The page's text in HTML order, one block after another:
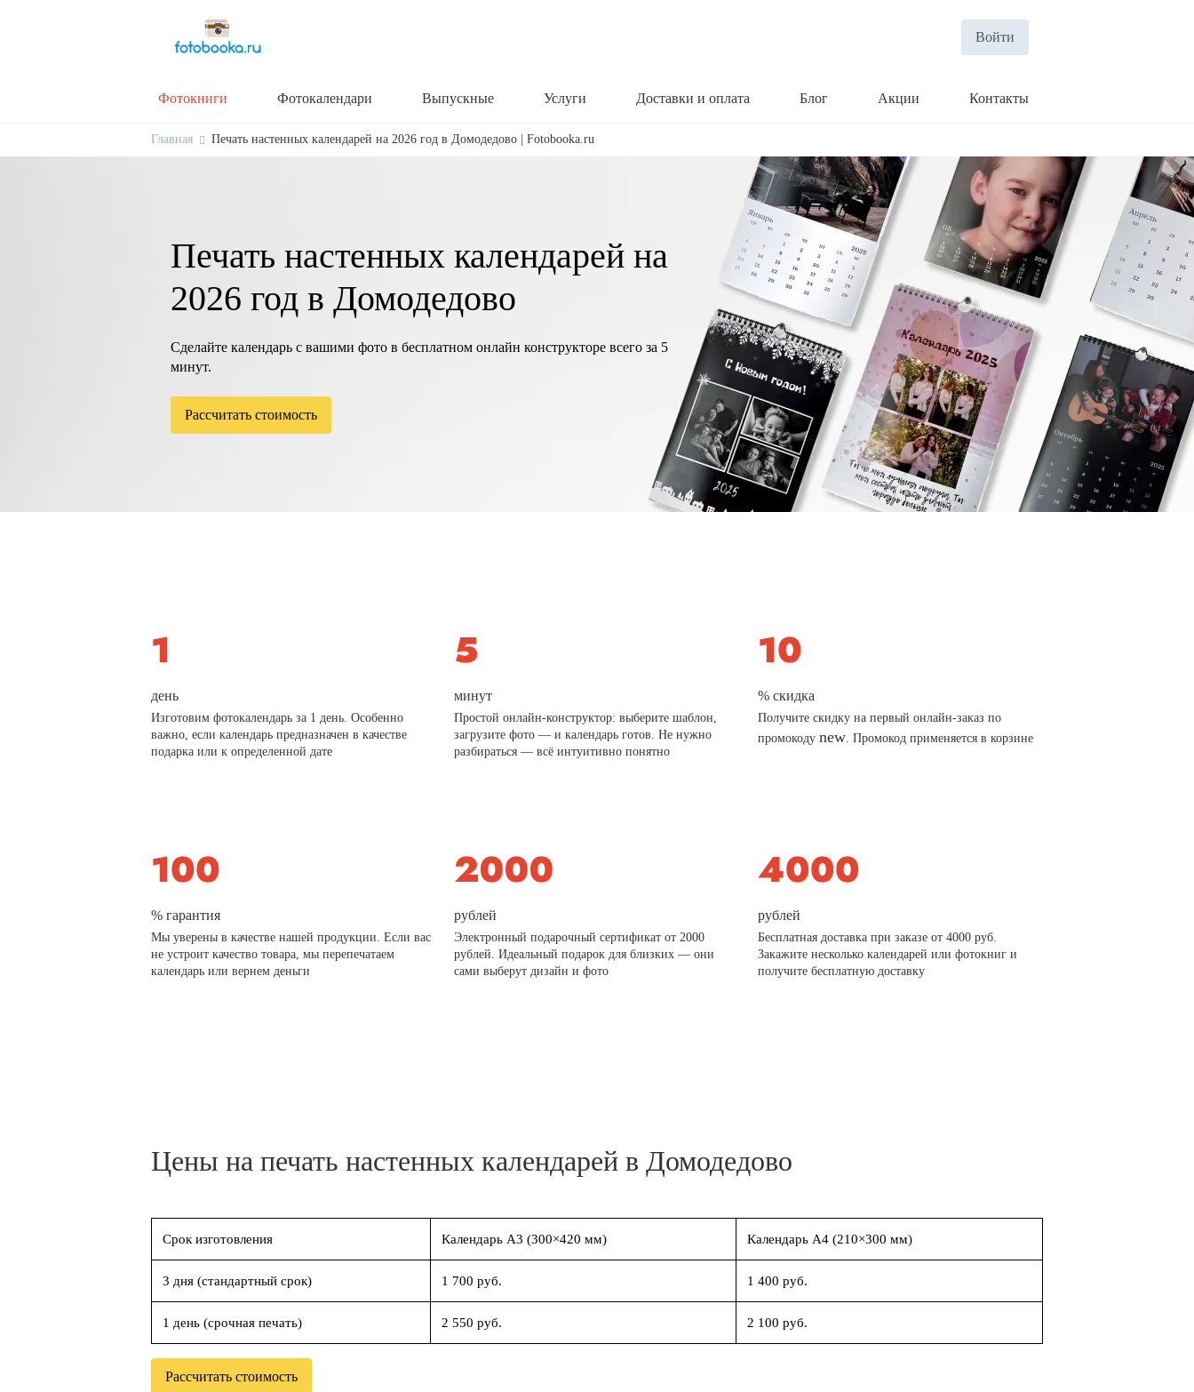
Войти
Фотокниги Фотокалендари Выпускные Услуги Доставки и оплата Блог Акции Контакты
Главная Печать настенных календарей на 2026 год в Домодедово | Fotobooka.ru
Печать настенных календарей на
2026 год в Домодедово
Сделайте календарь с вашими фото в бесплатном онлайн конструкторе всего за 5
минут.
Рассчитать стоимость
день
Изготовим фотокалендарь за 1 день. Особенно
важно, если календарь предназначен в качестве
подарка или к определенной дате
минут
Простой онлайн-конструктор: выберите шаблон,
загрузите фото — и календарь готов. Не нужно
разбираться — всё интуитивно понятно
% скидка
Получите скидку на первый онлайн-заказ по
промокоду new. Промокод применяется в корзине
% гарантия
Мы уверены в качестве нашей продукции. Если вас
не устроит качество товара, мы перепечатаем
календарь или вернем деньги
рублей
Электронный подарочный сертификат от 2000
рублей. Идеальный подарок для близких — они
сами выберут дизайн и фото
рублей
Бесплатная доставка при заказе от 4000 руб.
Закажите несколько календарей или фотокниг и
получите бесплатную доставку
Цены на печать настенных календарей в Домодедово
Срок изготовления Календарь А3 (300×420 мм) Календарь А4 (210×300 мм)
3 дня (стандартный срок) 1 700 руб. 1 400 руб.
1 день (срочная печать) 2 550 руб. 2 100 руб.
Рассчитать стоимость